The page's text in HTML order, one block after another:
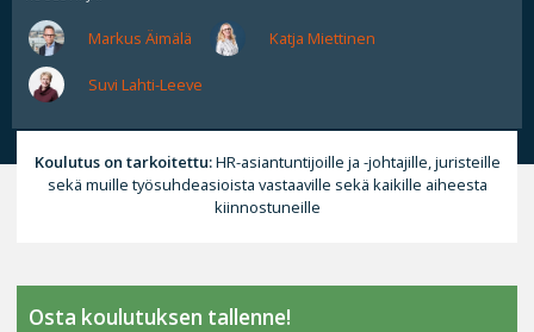
Markus Äimälä Katja Miettinen
Suvi Lahti-Leeve
Koulutus on tarkoitettu:HR-asiantuntijoille ja -johtajille, juristeille
sekä muille työsuhdeasioista vastaaville sekä kaikille aiheesta
kiinnostuneille
Osta koulutuksen tallenne!